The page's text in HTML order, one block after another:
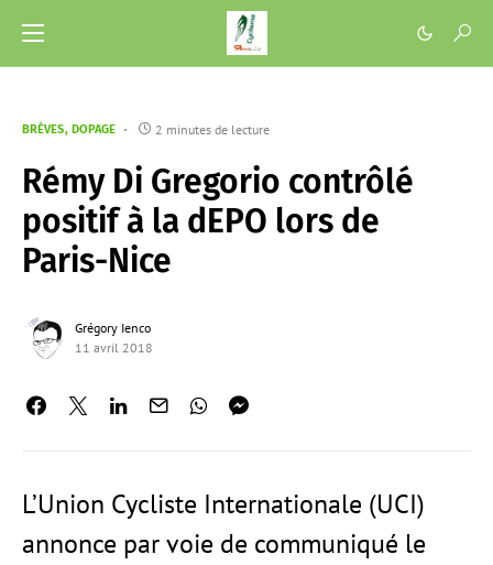
BRÈVES DOPAGE 2 minutes de lecture
Rémy Di Gregorio contrôlé
positif à la dEPO lors de
Paris-Nice
Grégory Ienco
11 avril 2018
L’Union Cycliste Internationale (UCI)
annonce par voie de communiqué le